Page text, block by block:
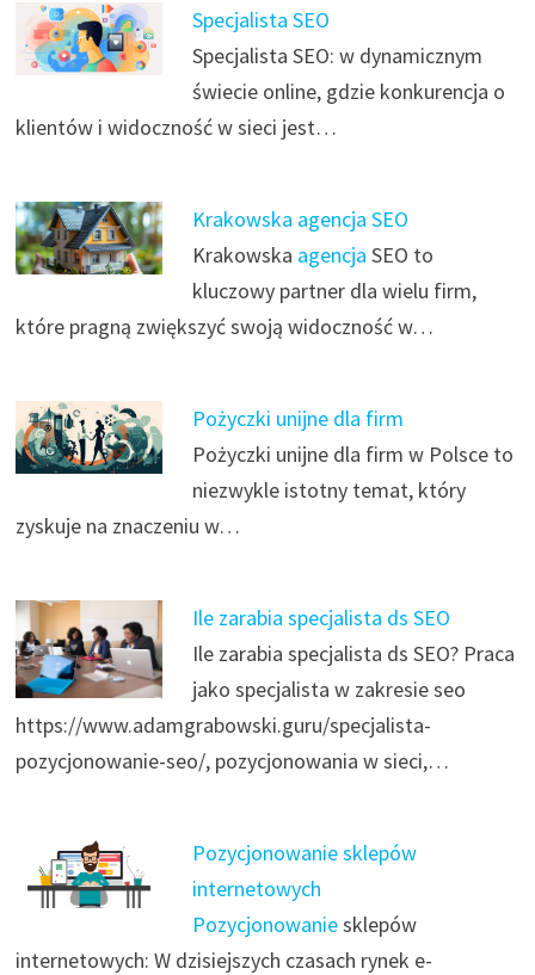
Specjalista SEO
Specjalista SEO: w dynamicznym
świecie online, gdzie konkurencja o
klientów i widoczność w sieci jest…
Krakowska agencja SEO
Krakowska agencja SEO to
kluczowy partner dla wielu firm,
które pragną zwiększyć swoją widoczność w…
Pożyczki unijne dla firm
Pożyczki unijne dla firm w Polsce to
niezwykle istotny temat, który
zyskuje na znaczeniu w…
Ile zarabia specjalista ds SEO
Ile zarabia specjalista ds SEO? Praca
jako specjalista w zakresie seo
https://www.adamgrabowski.guru/specjalista-
pozycjonowanie-seo/, pozycjonowania w sieci,…
Pozycjonowanie sklepów
internetowych
Pozycjonowaniesklepów
internetowych: W dzisiejszych czasach rynek e-